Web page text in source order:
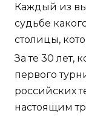
Каждый из
судьбе
столицы,
За те 30 лет,
первого
российских
настоящим